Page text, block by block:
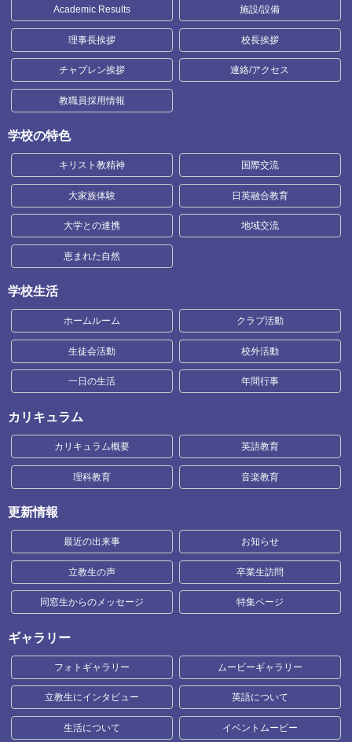
Academic Results 施設/設備
理事長挨拶 校長挨拶
チャプレン挨拶 連絡/アクセス
教職員採用情報
学校の特色
キリスト教精神 国際交流
大家族体験 日英融合教育
大学との連携 地域交流
恵まれた自然
学校生活
ホームルーム クラブ活動
生徒会活動 校外活動
一日の生活 年間行事
カリキュラム
カリキュラム概要 英語教育
理科教育 音楽教育
更新情報
最近の出来事 お知らせ
立教生の声 卒業生訪問
同窓生からのメッセージ 特集ページ
ギャラリー
フォトギャラリー ムービーギャラリー
立教生にインタビュー 英語について
生活について イベントムービー